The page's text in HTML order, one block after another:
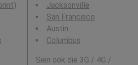
Jacksonville
San Francisco
Austin
Columbus
Sien ook die 3G / 4G /